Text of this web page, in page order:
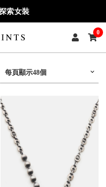
索女裝
0
每頁顯示48個